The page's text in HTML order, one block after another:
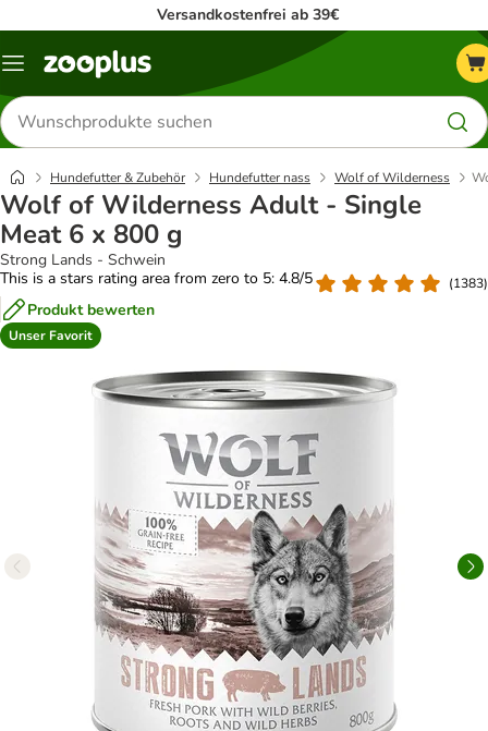
Versandkostenfrei ab 39€
Menü
Produkte
suchen
Hundefutter & Zubehör Hundefutter nass Wolf of Wilderness
Wolf of Wilderness Adult - Single
Meat 6 x 800 g
Strong Lands - Schwein
This is a stars rating area from zero to 5: 4.8/5
(1383)
Produkt bewerten
Unser Favorit